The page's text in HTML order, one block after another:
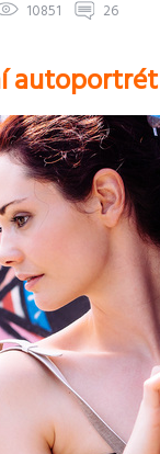
10851 26